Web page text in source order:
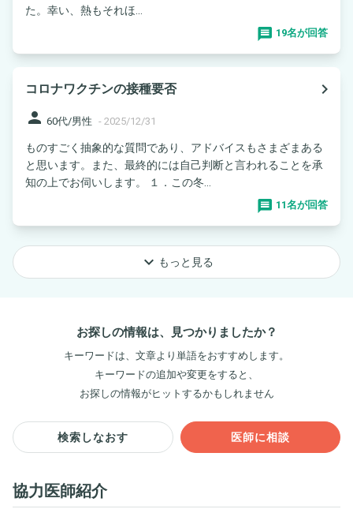
た。幸い、熱もそれほ...
19名が回答
コロナワクチンの接種要否
navigate_next
person 60代/男性 - 2025/12/31
ものすごく抽象的な質問であり、アドバイスもさまざまある
と思います。また、最終的には自己判断と言われることを承
知の上でお伺いします。 １．この冬...
11名が回答
keyboard_arrow_down もっと見る
お探しの情報は、見つかりましたか？
キーワードは、文章より単語をおすすめします。
キーワードの追加や変更をすると、
お探しの情報がヒットするかもしれません
検索しなおす 医師に相談
協力医師紹介